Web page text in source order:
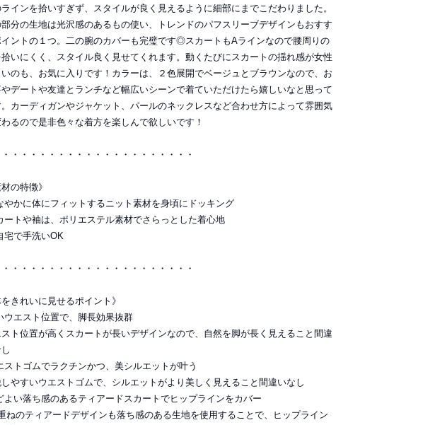
インを拾いすぎず、スタイルが良く見えるように細部にまでこだわりました。
分の生地は光沢感のあるもの使い、トレンドのパフスリーブデザインもおすす
ントの１つ。二の腕のカバーも完璧です◎スカートもAラインなので腰周りの
いにくく、スタイル良く見せてくれます。動くたびにスカートの揺れ感が女性
いのも、お気に入りです！カラーは、２色展開でベージュとブラウンなので、お
デートや友達とランチなど幅広いシーンで着ていただけたら嬉しいなと思って
。カーディガンやジャケット、パールのネックレスなど合わせ方によって雰囲気
わるので是非色々な着方を楽しんで欲しいです！
・・・・・・・・・・・・・・・・・・・・・
材の特徴》
やかに体にフィットするニット素材を身頃にドッキング
ートや袖は、ポリエステル素材でさらっとした着心地
宅で手洗いOK
・・・・・・・・・・・・・・・・・・・・・
をきれいに見せるポイント》
ウエスト位置で、脚長効果抜群
スト位置が高くスカートが長いデザインなので、自然を脚が長く見えること間違
ストゴムでラクチンかつ、美シルエットが叶う
やすいウエストゴムで、シルエットがより美しく見えること間違いなし
よい落ち感のあるティアードスカートでヒップラインをカバー
ねのティアードデザインも落ち感のある生地を使用することで、ヒップライン